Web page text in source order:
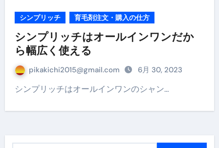
シンプリッチ 育毛剤注文・購入の仕方
シンプリッチはオールインワンだか
ら幅広く使える
pikakichi2015@gmail.com 6月 30, 2023
シンプリッチはオールインワンのシャン…